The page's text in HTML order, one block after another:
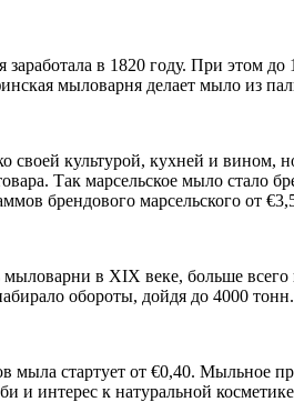
в 1820 году. При этом
мыловарня делает мыло из
своей культурой, кухней и
Так марсельское мыло
брендового марсельского от
в XIX веке, больше
обороты, дойдя до 4000
стартует от €0,40. Мыльное
и интерес к натуральной